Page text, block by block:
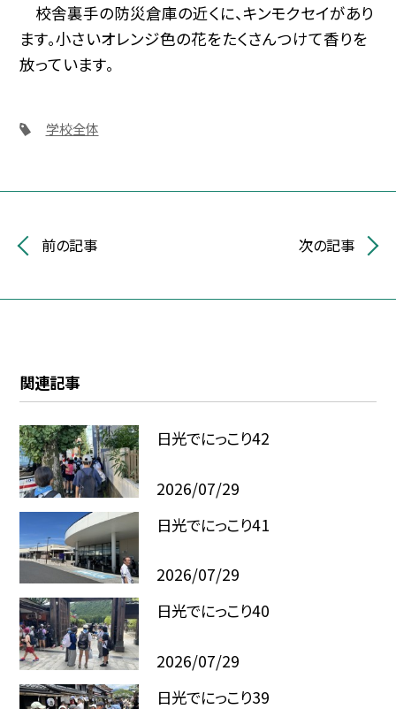
校舎裏手の防災倉庫の近くに、キンモクセイがあり
ます。小さいオレンジ色の花をたくさんつけて香りを
放っています。
学校全体
前の記事 次の記事
関連記事
日光でにっこり42
2026/07/29
日光でにっこり41
2026/07/29
日光でにっこり40
2026/07/29
日光でにっこり39